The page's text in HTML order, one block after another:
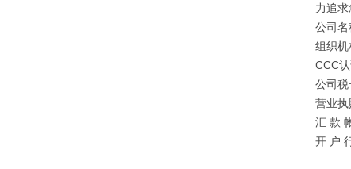
力追求
公司
组织
CCC
公司
营业
汇 款
开 户